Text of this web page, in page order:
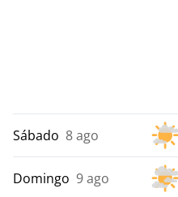
Sábado 8 ago
Domingo 9 ago